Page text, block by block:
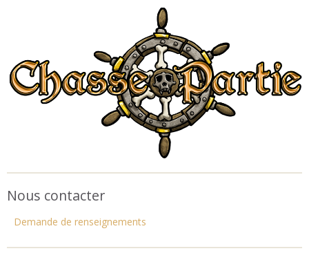
Nous contacter
Demande de renseignements